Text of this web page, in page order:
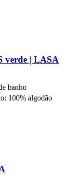
verde | LASA
banho
100% algodão